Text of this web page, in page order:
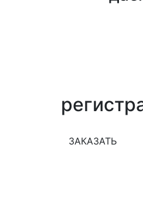
ЗАКАЗАТЬ